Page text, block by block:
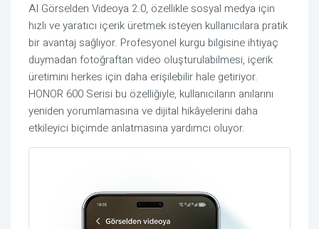
AI Görselden Videoya 2.0, özellikle sosyal medya için
hızlı ve yaratıcı içerik üretmek isteyen kullanıcılara pratik
bir avantaj sağlıyor. Profesyonel kurgu bilgisine ihtiyaç
duymadan fotoğraftan video oluşturulabilmesi, içerik
üretimini herkes için daha erişilebilir hale getiriyor.
HONOR 600 Serisi bu özelliğiyle, kullanıcıların anılarını
yeniden yorumlamasına ve dijital hikâyelerini daha
etkileyici biçimde anlatmasına yardımcı oluyor.